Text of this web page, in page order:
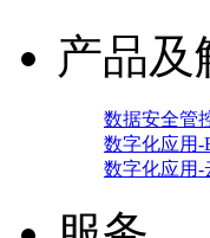
产品及
数据安全管
数字化应用-
数字化应用-